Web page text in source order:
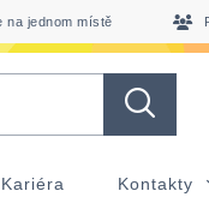
na jednom místě
Kariéra Kontakty